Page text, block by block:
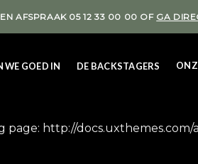
AFSPRAAK 05 12 33 00 00 OF GA
WE GOED IN DE BACKSTAGERS
page: http://